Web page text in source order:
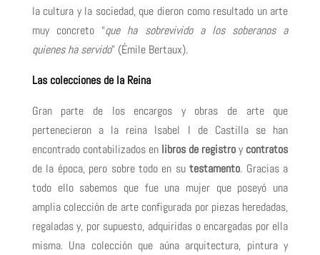
la cultura y la sociedad, que dieron como resultado un arte
muy concreto “que ha sobrevivido a los soberanos a
quienes ha servido” (Émile Bertaux).
Las colecciones de la Reina
Gran parte de los encargos y obras de arte que
pertenecieron a la reina Isabel I de Castilla se han
encontrado contabilizados en libros de registroy contratos
de la época, pero sobre todo en sutestamento. Gracias a
todo ello sabemos que fue una mujer que poseyó una
amplia colección de arte configurada por piezas heredadas,
regaladas y, por supuesto, adquiridas o encargadas por ella
misma. Una colección que aúna arquitectura, pintura y